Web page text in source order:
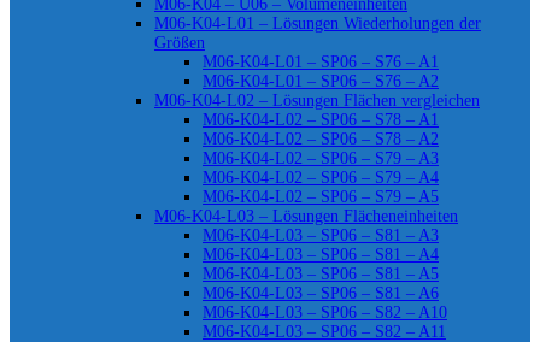
M06-K04 – U06 – Volumeneinheiten
M06-K04-L01 – Lösungen Wiederholungen der
Größen
M06-K04-L01 – SP06 – S76 – A1
M06-K04-L01 – SP06 – S76 – A2
M06-K04-L02 – Lösungen Flächen vergleichen
M06-K04-L02 – SP06 – S78 – A1
M06-K04-L02 – SP06 – S78 – A2
M06-K04-L02 – SP06 – S79 – A3
M06-K04-L02 – SP06 – S79 – A4
M06-K04-L02 – SP06 – S79 – A5
M06-K04-L03 – Lösungen Flächeneinheiten
M06-K04-L03 – SP06 – S81 – A3
M06-K04-L03 – SP06 – S81 – A4
M06-K04-L03 – SP06 – S81 – A5
M06-K04-L03 – SP06 – S81 – A6
M06-K04-L03 – SP06 – S82 – A10
M06-K04-L03 – SP06 – S82 – A11